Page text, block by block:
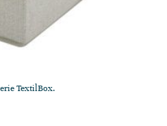
TextilBox.